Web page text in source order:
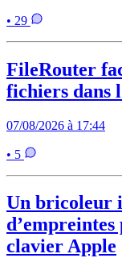
• 29
FileRouter
fichiers dans
07/08/2026 à 17:44
• 5
Un bricoleur
clavier Apple